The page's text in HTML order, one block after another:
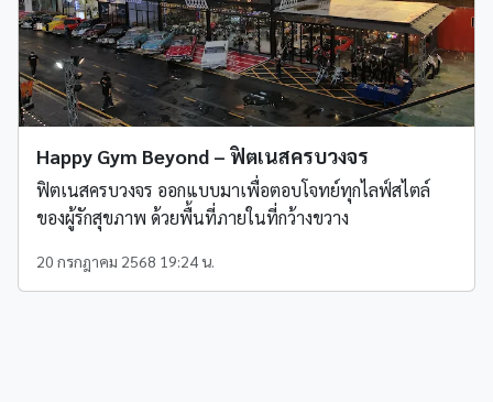
Happy Gym Beyond – ฟิตเนสครบวงจร
ฟิตเนสครบวงจร ออกแบบมาเพื่อตอบโจทย์ทุกไลฟ์สไตล์
ของผู้รักสุขภาพ ด้วยพื้นที่ภายในที่กว้างขวาง
20 กรกฎาคม 2568 19:24 น.